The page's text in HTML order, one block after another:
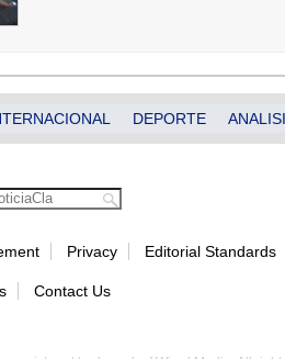
DEPORTE
Privacy Editorial Standards
Contact Us